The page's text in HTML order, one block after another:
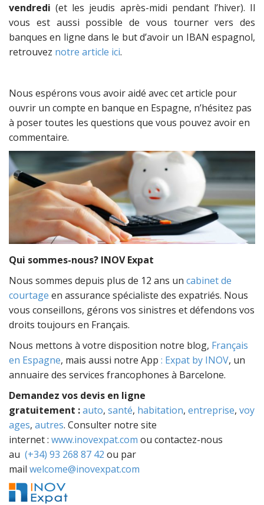
vendredi (et les jeudis après-midi pendant l’hiver). Il
vous est aussi possible de vous tourner vers des
banques en ligne dans le but d’avoir un IBAN espagnol,
retrouvez notre article ici.
Nous espérons vous avoir aidé avec cet article pour
ouvrir un compte en banque en Espagne, n’hésitez pas
à poser toutes les questions que vous pouvez avoir en
commentaire.
Qui sommes-nous? INOV Expat
Nous sommes depuis plus de 12 ans un cabinet de
courtage en assurance spécialiste des expatriés. Nous
vous conseillons, gérons vos sinistres et défendons vos
droits toujours en Français.
Nous mettons à votre disposition notre blog, Français
en Espagne, mais aussi notre App : Expat by INOV, un
annuaire des services francophones à Barcelone.
Demandez vos devis en ligne
gratuitement :auto, santé, habitation, entreprise, voy
ages, autres. Consulter notre site
internet : www.inovexpat.com ou contactez-nous
au (+34) 93 268 87 42 ou par
mail welcome@inovexpat.com